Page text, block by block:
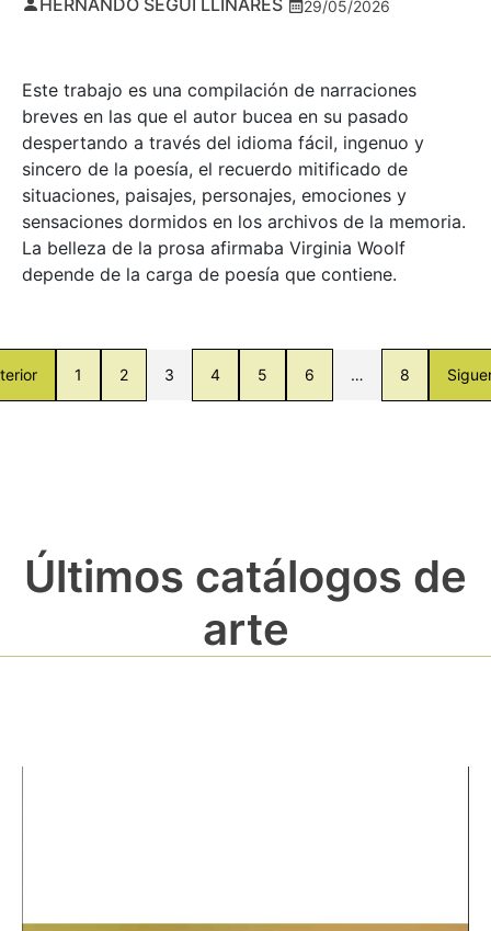
HERNANDO SEGUÍ LLINARES 29/05/2026
Este trabajo es una compilación de narraciones
breves en las que el autor bucea en su pasado
despertando a través del idioma fácil, ingenuo y
sincero de la poesía, el recuerdo mitificado de
situaciones, paisajes, personajes, emociones y
sensaciones dormidos en los archivos de la memoria.
La belleza de la prosa afirmaba Virginia Woolf
depende de la carga de poesía que contiene.
1 2 3 4 5 6 … 8
Últimos catálogos de
arte